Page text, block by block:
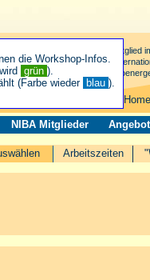
Mitglied
Home
NIBA Mitglieder
Arbeitszeiten
die Workshop-Infos.
grün ).
(Farbe wieder blau ).